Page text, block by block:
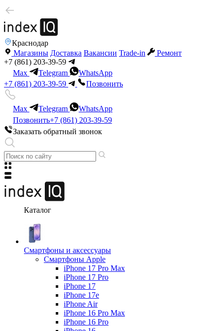
Краснодар
Магазины Доставка Вакансии Trade-in
Ремонт
+7 (861) 203-39-59
Max
Telegram
WhatsApp
+7 (861) 203-39-59
Позвонить
Max Telegram
WhatsApp
Позвонить+7 (861) 203-39-59
Заказать обратный звонок
Каталог
Смартфоны и аксессуары
Смартфоны Apple
iPhone 17 Pro Max
iPhone 17 Pro
iPhone 17
iPhone 17e
iPhone Air
iPhone 16 Pro Max
iPhone 16 Pro